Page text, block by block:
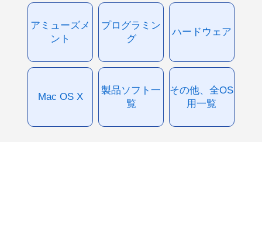
アミューズメ
ント
プログラミン
グ
ハードウェア
Mac OS X
製品ソフト一
覧
その他、全OS
用一覧